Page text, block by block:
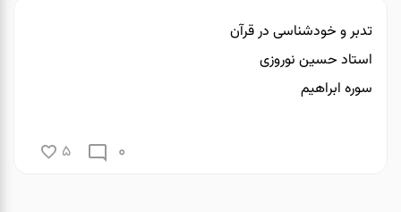
تدبر و خودشناسی در قرآن
استاد حسین نوروزی
سوره ابراهیم
0
5